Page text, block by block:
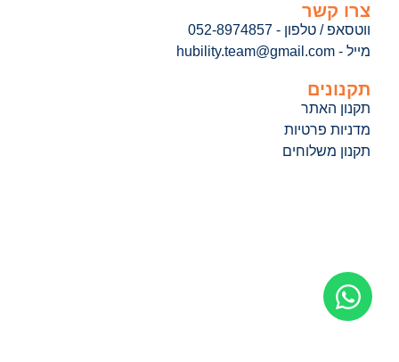
צרו קשר
ווטסאפ / טלפון - 052-8974857
מייל - hubility.team@gmail.com
תקנונים
תקנון האתר
מדניות פרטיות
תקנון משלוחים